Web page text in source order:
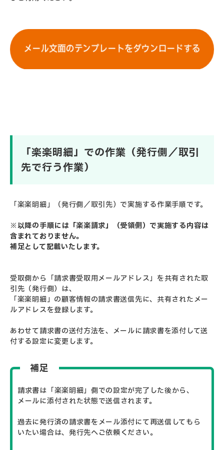
「楽楽明細」での作業（発行側／取引
先で行う作業）
「楽楽明細」（発行側／取引先）で実施する作業手順です。
※以降の手順には「楽楽請求」（受領側）で実施する内容は
含まれておりません。
補足として記載いたします。
受取側から「請求書受取用メールアドレス」を共有された取
引先（発行側）は、
「楽楽明細」の顧客情報の請求書送信先に、共有されたメー
ルアドレスを登録します。
あわせて請求書の送付方法を、メールに請求書を添付して送
付する設定に変更します。
補足
請求書は「楽楽明細」側での設定が完了した後から、
メールに添付された状態で送信されます。
過去に発行済の請求書をメール添付にて再送信してもら
いたい場合は、発行先へご依頼ください。